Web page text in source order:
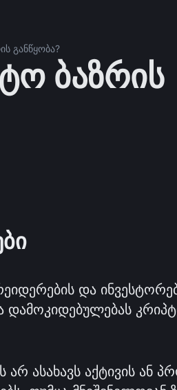
განწყობა?
ბაზრის
და
დამოკიდებულებას
ასახავს აქტივის ან